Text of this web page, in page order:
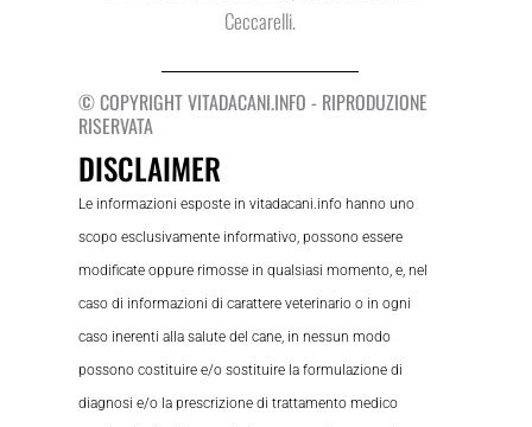
Ceccarelli.
© COPYRIGHT VITADACANI.INFO - RIPRODUZIONE
RISERVATA
DISCLAIMER
Le informazioni esposte in vitadacani.info hanno uno
scopo esclusivamente informativo, possono essere
modificate oppure rimosse in qualsiasi momento, e, nel
caso di informazioni di carattere veterinario o in ogni
caso inerenti alla salute del cane, in nessun modo
possono costituire e/o sostituire la formulazione di
diagnosi e/o la prescrizione di trattamento medico